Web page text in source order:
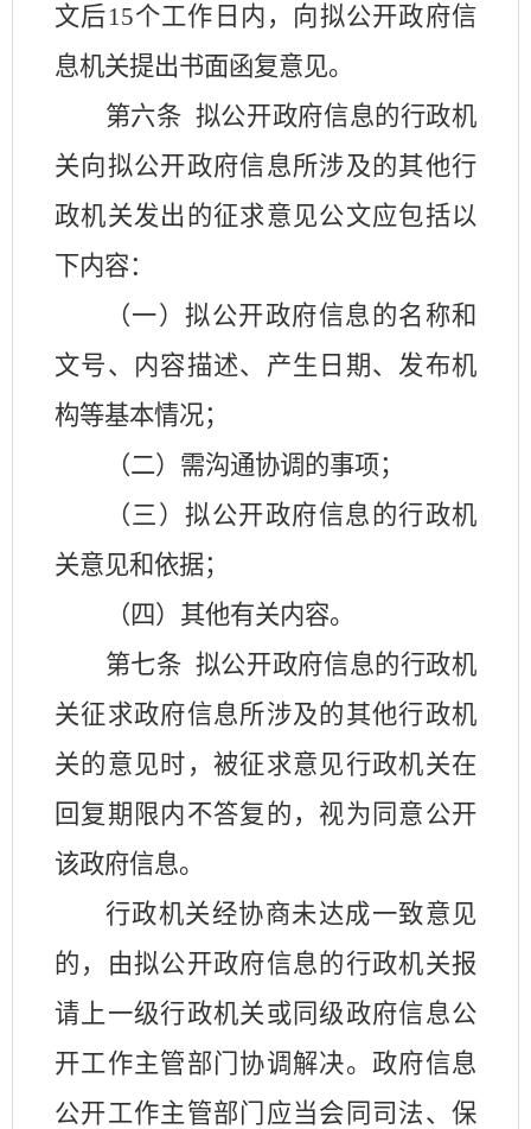
文后15个工作日内，向拟公开政府信
息机关提出书面函复意见。
第六条 拟公开政府信息的行政机
关向拟公开政府信息所涉及的其他行
政机关发出的征求意见公文应包括以
下内容：
（一）拟公开政府信息的名称和
文号、内容描述、产生日期、发布机
构等基本情况；
（二）需沟通协调的事项；
（三）拟公开政府信息的行政机
关意见和依据；
（四）其他有关内容。
第七条 拟公开政府信息的行政机
关征求政府信息所涉及的其他行政机
关的意见时，被征求意见行政机关在
回复期限内不答复的，视为同意公开
该政府信息。
行政机关经协商未达成一致意见
的，由拟公开政府信息的行政机关报
请上一级行政机关或同级政府信息公
开工作主管部门协调解决。政府信息
公开工作主管部门应当会同司法、保